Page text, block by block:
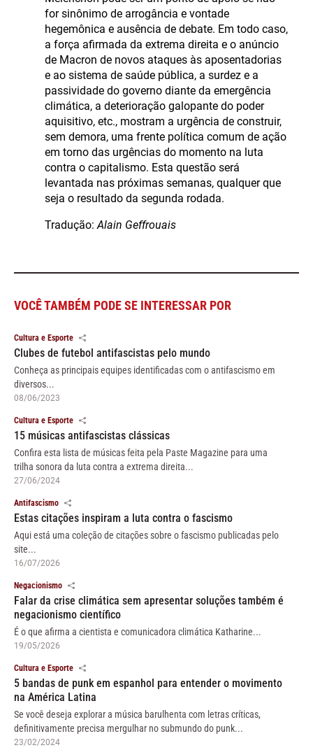
for sinônimo de arrogância e vontade
hegemônica e ausência de debate. Em todo caso,
a força afirmada da extrema direita e o anúncio
de Macron de novos ataques às aposentadorias
e ao sistema de saúde pública, a surdez e a
passividade do governo diante da emergência
climática, a deterioração galopante do poder
aquisitivo, etc., mostram a urgência de construir,
sem demora, uma frente política comum de ação
em torno das urgências do momento na luta
contra o capitalismo. Esta questão será
levantada nas próximas semanas, qualquer que
seja o resultado da segunda rodada.
Tradução:Alain Geffrouais
VOCÊ TAMBÉM PODE SE INTERESSAR POR
Cultura e Esporte
Clubes de futebol antifascistas pelo mundo
Conheça as principais equipes identificadas com o antifascismo em
diversos...
08/06/2023
Cultura e Esporte
15 músicas antifascistas clássicas
Confira esta lista de músicas feita pela Paste Magazine para uma
trilha sonora da luta contra a extrema direita...
27/06/2024
Antifascismo
Estas citações inspiram a luta contra o fascismo
Aqui está uma coleção de citações sobre o fascismo publicadas pelo
site...
16/07/2026
Negacionismo
Falar da crise climática sem apresentar soluções também é
negacionismo científico
É o que afirma a cientista e comunicadora climática Katharine...
19/05/2026
Cultura e Esporte
5 bandas de punk em espanhol para entender o movimento
na América Latina
Se você deseja explorar a música barulhenta com letras críticas,
definitivamente precisa mergulhar no submundo do punk...
23/02/2024